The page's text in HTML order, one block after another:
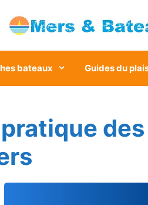
bateaux Guides du
des